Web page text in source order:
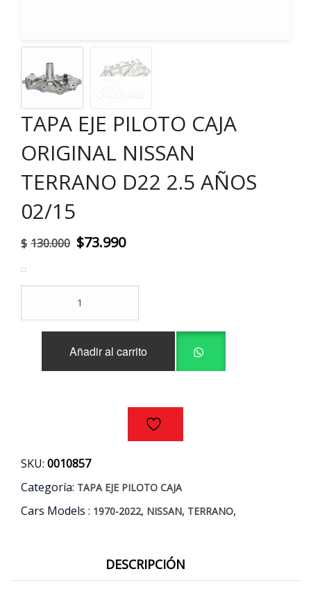
TAPA EJE PILOTO CAJA
ORIGINAL NISSAN
TERRANO D22 2.5 AÑOS
02/15
$ 130.000 El
original
era:
$130.000.
$73.990El
actual
$73.990.
PILOTO
Añadir al carrito
SKU: 0010857
Categoría: TAPA EJE PILOTO CAJA
Cars Models : 1970-2022, NISSAN, TERRANO,
DESCRIPCIÓN